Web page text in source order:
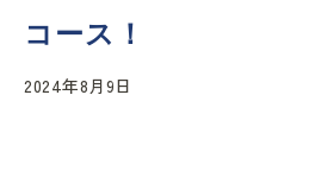
コース！
2024年8月9日